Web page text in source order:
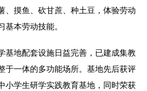
、摸鱼、砍甘蔗、种土豆，体验劳动
本劳动技能。
地配套设施日益完善，已建成集教
于一体的多功能场所。基地先后获评
小学生研学实践教育基地，同时荣获